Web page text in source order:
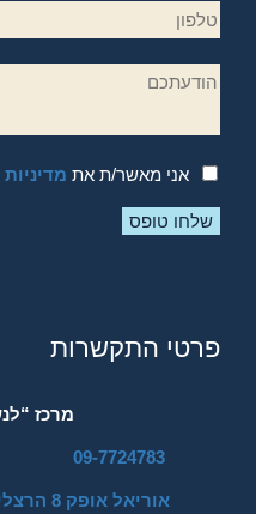
אני מאשר/ת אתמדיניות
פרטי התקשרות
מרכז
09-7724783
אוריאל אופק 8 הרצליה